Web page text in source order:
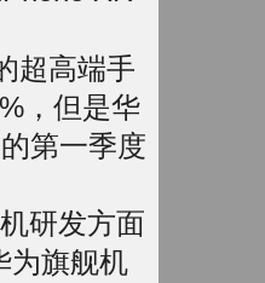
超高端手
，但是华
第一季度
研发方面
为旗舰机